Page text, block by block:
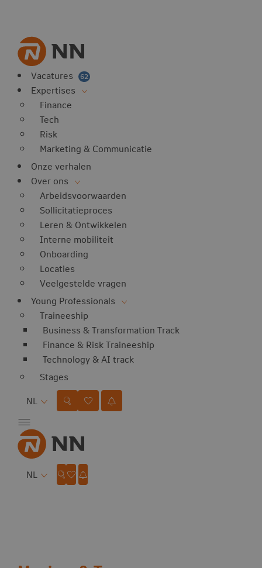
Vacatures 62
Expertises
Finance
Tech
Risk
Marketing & Communicatie
Onze verhalen
Over ons
Arbeidsvoorwaarden
Sollicitatieproces
Leren & Ontwikkelen
Interne mobiliteit
Onboarding
Locaties
Veelgestelde vragen
Young Professionals
Traineeship
Business & Transformation Track
Finance & Risk Traineeship
Technology & AI track
Stages
NL
NL